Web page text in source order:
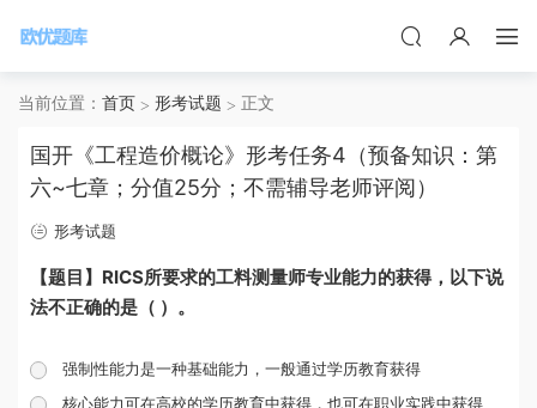
当前位置： 首页 形考试题 正文
国开《工程造价概论》形考任务4（预备知识：第
六~七章；分值25分；不需辅导老师评阅）
形考试题
【题目】RICS所要求的工料测量师专业能力的获得，以下说
法不正确的是（ ）。
强制性能力是一种基础能力，一般通过学历教育获得
核心能力可在高校的学历教育中获得，也可在职业实践中获得